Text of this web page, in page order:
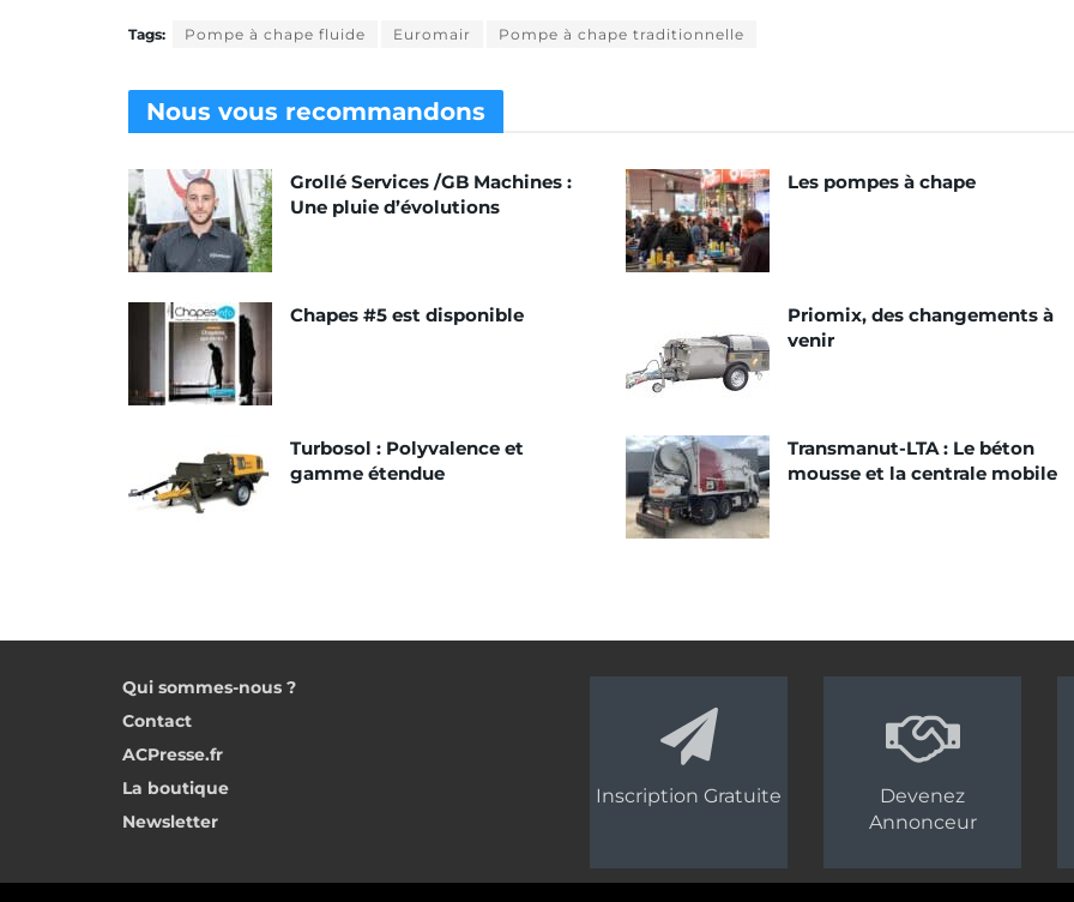
Tags: Pompe à chape fluide Euromair Pompe à chape traditionnelle
Nous vous recommandons
Grollé Services /GB Machines :
Une pluie d’évolutions
Les pompes à chape
Chapes #5 est disponible
Priomix, des changements à
venir
Turbosol : Polyvalence et
gamme étendue
Transmanut-LTA : Le béton
mousse et la centrale mobile
Qui sommes-nous ?
Contact
ACPresse.fr
La boutique
Newsletter
Inscription Gratuite
Devenez
Annonceur